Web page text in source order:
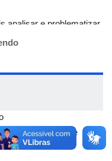
analisar e problematizar
fundamentos
de simulação de
ao participante
assim,
de (re)escrita em Língua
emissão de